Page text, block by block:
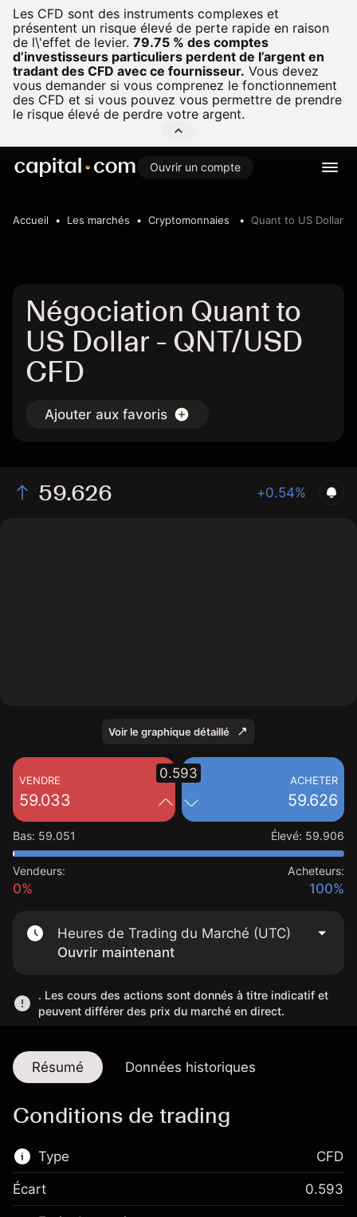
Les CFD sont des instruments complexes et
présentent un risque élevé de perte rapide en raison
de l\'effet de levier. 79.75 % des comptes
d’investisseurs particuliers perdent de l’argent en
tradant des CFD avec ce fournisseur. Vous devez
vous demander si vous comprenez le fonctionnement
des CFD et si vous pouvez vous permettre de prendre
le risque élevé de perdre votre argent.
Ouvrir un compte
Accueil Les marchés Cryptomonnaies Quant to US Dollar
Négociation Quant to
US Dollar - QNT/USD
CFD
Ajouter aux favoris
59.626 +0.54%
Voir le graphique détaillé
VENDRE
59.033
ACHETER
59.626
0.593
Bas: 59.051 Élevé: 59.906
Vendeurs:
0%
Acheteurs:
100%
Heures de Trading du Marché (UTC)
Ouvrir maintenant
. Les cours des actions sont donnés à titre indicatif et
peuvent différer des prix du marché en direct.
Résumé Données historiques
Conditions de trading
Type
Ce marché financier est disponible pour le
CFD
Écart 0.593